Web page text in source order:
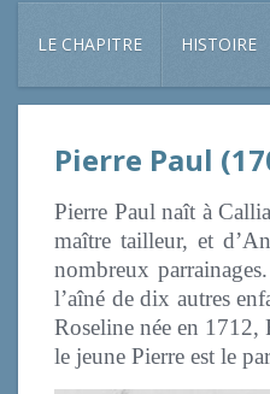
LE CHAPITRE HISTOIRE
Pierre Paul
Pierre Paul naît à
maître tailleur, et
nombreux
l’aîné de dix autres
Roseline née en 1712,
le jeune Pierre est le